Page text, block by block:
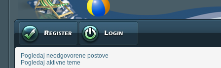
Registruj se Prijavite se
Pogledaj neodgovorene postove
Pogledaj aktivne teme